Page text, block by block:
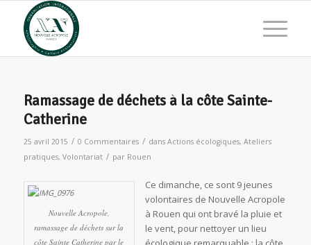
Ramassage de déchets à la côte Sainte-
Catherine
25 avril 2015 / 0 Commentaires / dans Actions écologiques, Ateliers
pratiques, Volontariat / par Rouen
Nouvelle Acropole,
ramassage de déchets sur la
côte Sainte Catherine par le
Ce dimanche, ce sont 9 jeunes
volontaires de Nouvelle Acropole
à Rouen qui ont bravé la pluie et
le vent, pour nettoyer un lieu